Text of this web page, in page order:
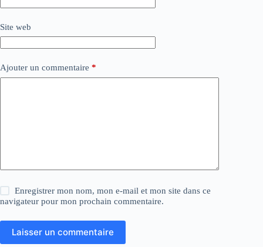
Site web
Ajouter un commentaire *
Enregistrer mon nom, mon e-mail et mon site dans ce
navigateur pour mon prochain commentaire.
Laisser un commentaire